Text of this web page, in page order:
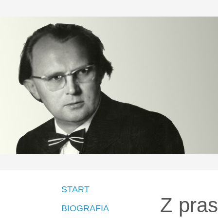
START
BIOGRAFIA
Z